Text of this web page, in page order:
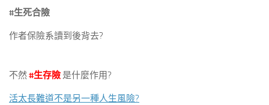
#生死合險
作者保險系讀到後背去?
不然#生存險 是什麼作用?
活太長難道不是另一種人生風險?